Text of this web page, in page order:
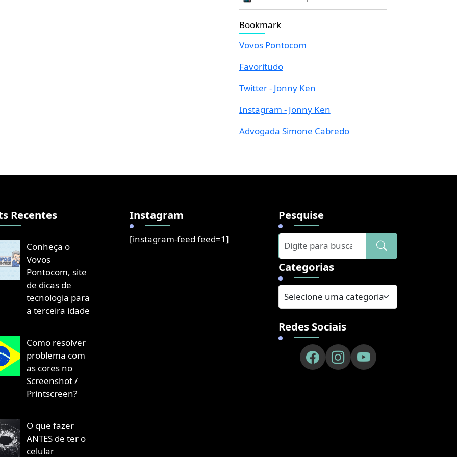
Bookmark
Vovos Pontocom
Favoritudo
Twitter - Jonny Ken
Instagram - Jonny Ken
Advogada Simone Cabredo
Recentes
Conheça o
Vovos
Pontocom, site
de dicas de
tecnologia para
a terceira idade
Como resolver
problema com
as cores no
Screenshot /
Printscreen?
O que fazer
ANTES de ter o
celular
Instagram
[instagram-feed feed=1]
Pesquise
Categorias
Redes Sociais